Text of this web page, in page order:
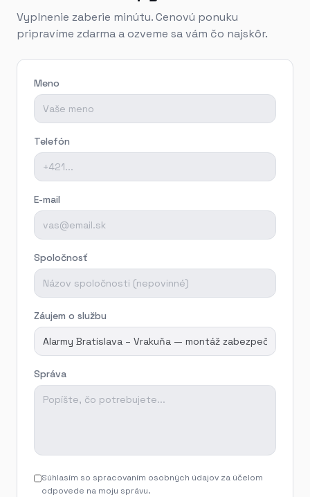
Vyplnenie zaberie minútu. Cenovú ponuku
pripravíme zdarma a ozveme sa vám čo najskôr.
Meno
Telefón
E-mail
Spoločnosť
Záujem o službu
Správa
Súhlasím so spracovaním osobných údajov za účelom
odpovede na moju správu.